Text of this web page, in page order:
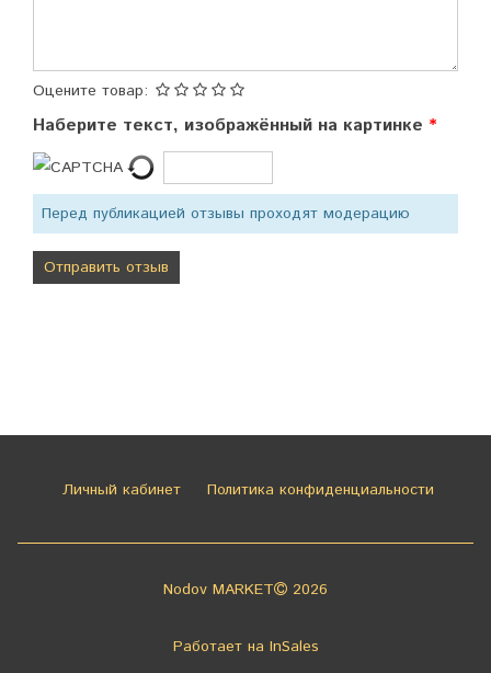
Оцените товар:
Наберите текст, изображённый на картинке
Перед публикацией отзывы проходят модерацию
Личный кабинет Политика конфиденциальности
Nodov MARKET 2026
Работает на InSales